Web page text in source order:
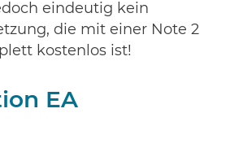
eindeutig kein
die mit einer Note 2
kostenlos ist!
EA